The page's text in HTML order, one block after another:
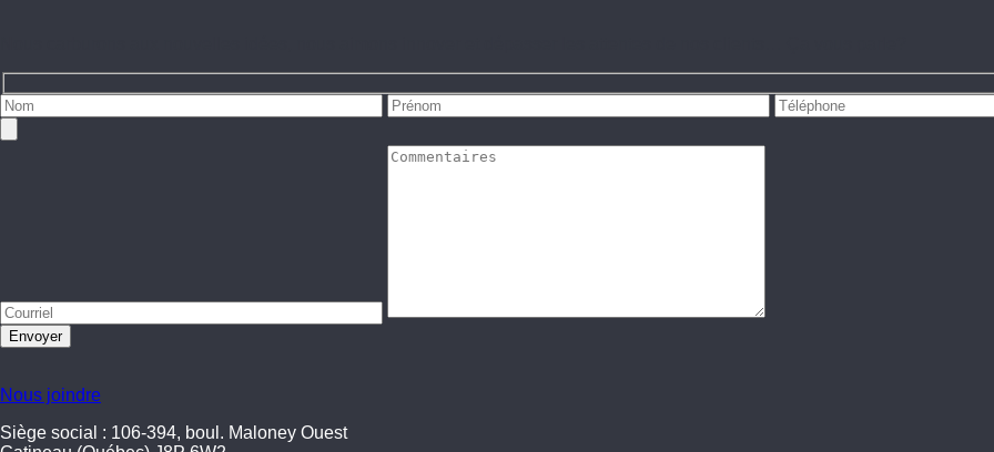
Nous joindre
Siège social : 106-394, boul. Maloney Ouest